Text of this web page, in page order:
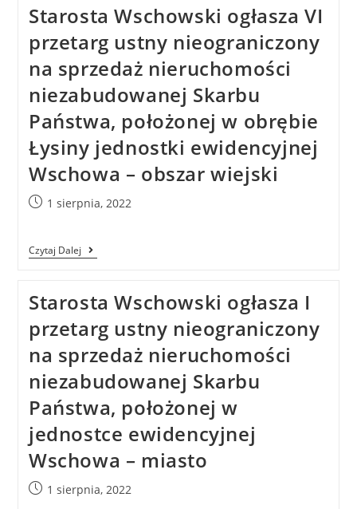
Starosta Wschowski ogłasza VI
przetarg ustny nieograniczony
na sprzedaż nieruchomości
niezabudowanej Skarbu
Państwa, położonej w obrębie
Łysiny jednostki ewidencyjnej
Wschowa – obszar wiejski
1 sierpnia, 2022
Czytaj Dalej
Starosta Wschowski ogłasza I
przetarg ustny nieograniczony
na sprzedaż nieruchomości
niezabudowanej Skarbu
Państwa, położonej w
jednostce ewidencyjnej
Wschowa – miasto
1 sierpnia, 2022